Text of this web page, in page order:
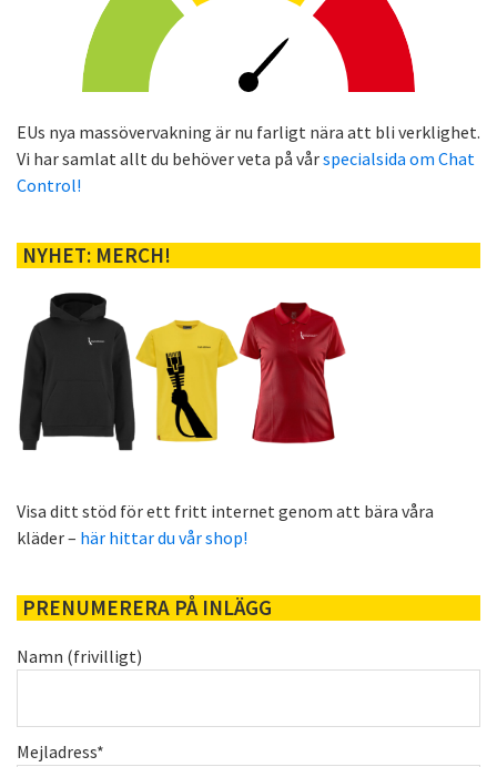
EUs nya massövervakning är nu farligt nära att bli verklighet.
Vi har samlat allt du behöver veta på vårspecialsida om Chat
Control!
NYHET: MERCH!
Visa ditt stöd för ett fritt internet genom att bära våra
kläder – här hittar du vår shop!
PRENUMERERA PÅ INLÄGG
Namn (frivilligt)
Mejladress*